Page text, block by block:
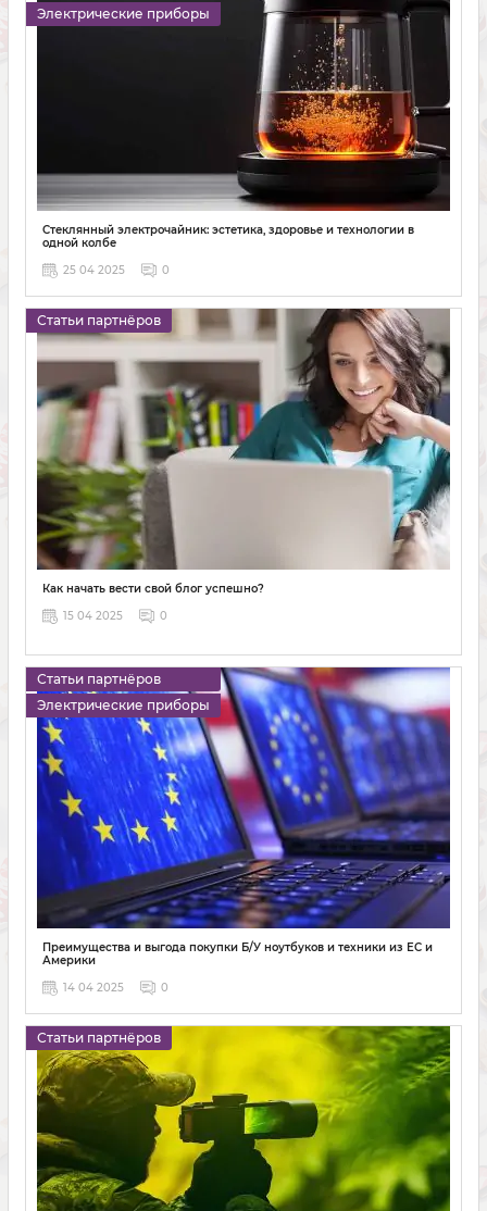
Электрические приборы
Стеклянный электрочайник: эстетика, здоровье и технологии в
одной колбе
25 04 2025
0
Статьи партнёров
Как начать вести свой блог успешно?
15 04 2025
0
Статьи партнёров
Электрические приборы
Преимущества и выгода покупки Б/У ноутбуков и техники из ЕС и
Америки
14 04 2025
0
Статьи партнёров